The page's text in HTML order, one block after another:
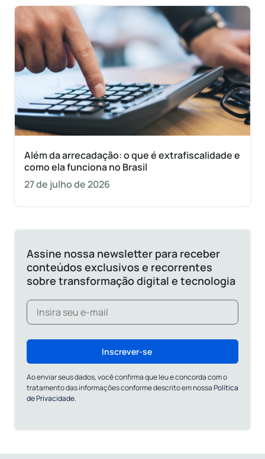
Além da arrecadação: o que é extrafiscalidade e
como ela funciona no Brasil
27 de julho de 2026
Assine nossa newsletter para receber
conteúdos exclusivos e recorrentes
sobre transformação digital e tecnologia
Inscrever-se
Ao enviar seus dados, você confirma que leu e concorda com o
tratamento das informações conforme descrito em nossaPolítica
de Privacidade.